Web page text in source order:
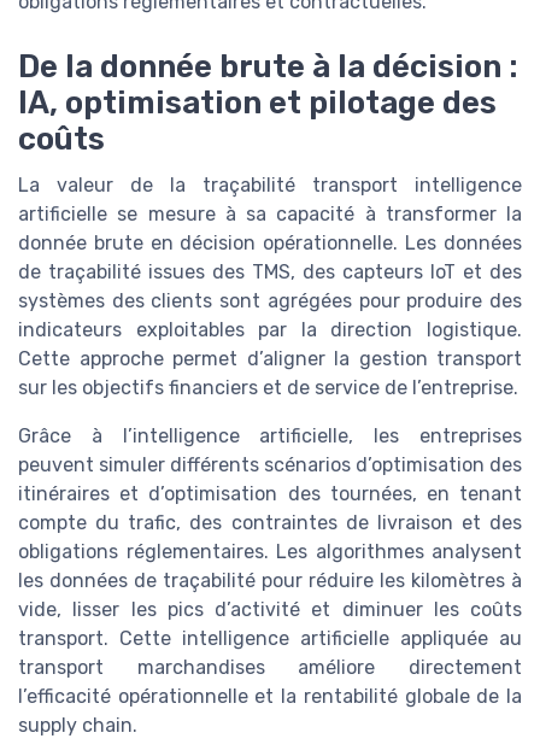
De la donnée brute à la décision :
IA, optimisation et pilotage des
coûts
La valeur de la traçabilité transport intelligence
artificielle se mesure à sa capacité à transformer la
donnée brute en décision opérationnelle. Les données
de traçabilité issues des TMS, des capteurs IoT et des
systèmes des clients sont agrégées pour produire des
indicateurs exploitables par la direction logistique.
Cette approche permet d’aligner la gestion transport
sur les objectifs financiers et de service de l’entreprise.
Grâce à l’intelligence artificielle, les entreprises
peuvent simuler différents scénarios d’optimisation des
itinéraires et d’optimisation des tournées, en tenant
compte du trafic, des contraintes de livraison et des
obligations réglementaires. Les algorithmes analysent
les données de traçabilité pour réduire les kilomètres à
vide, lisser les pics d’activité et diminuer les coûts
transport. Cette intelligence artificielle appliquée au
transport marchandises améliore directement
l’efficacité opérationnelle et la rentabilité globale de la
supply chain.